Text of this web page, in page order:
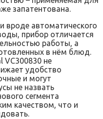
запатентована.
вроде автоматического
прибор отличается
работы, а
в нём блюд.
VC300830 не
удобство
и могут
не назвать
сегмента
качеством, что и